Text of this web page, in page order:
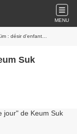
MENU
: désir d’enfant…
Suk